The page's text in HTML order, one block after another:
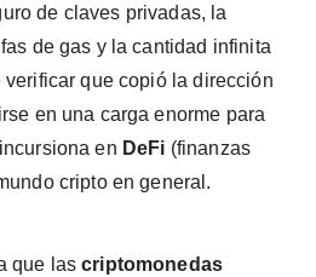
de claves privadas, la
de gas y la cantidad infinita
que copió la dirección
en una carga enorme para
en DeFi (finanzas
cripto en general.
que lascriptomonedas